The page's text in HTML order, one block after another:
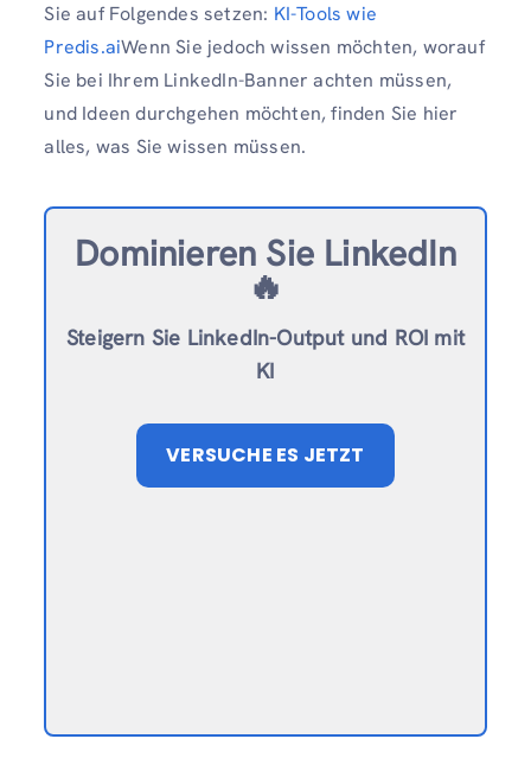
Sie auf Folgendes setzen: KI-Tools wie
Predis.aiWenn Sie jedoch wissen möchten, worauf
Sie bei Ihrem LinkedIn-Banner achten müssen,
und Ideen durchgehen möchten, finden Sie hier
alles, was Sie wissen müssen.
Dominieren Sie LinkedIn
🔥
Steigern Sie LinkedIn-Output und ROI mit
KI
VERSUCHE ES JETZT